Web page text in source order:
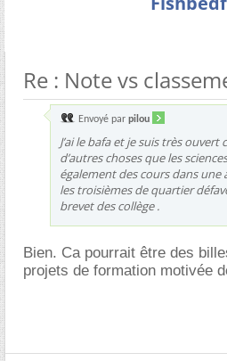
Re : Note vs
Envoyé par pilou
J’ai le bafa et je suis très ouvert
d’autres choses que les
également des cours dans
les troisièmes de quartier
brevet des collège .
Bien. Ca pourrait être des
projets de formation motivée